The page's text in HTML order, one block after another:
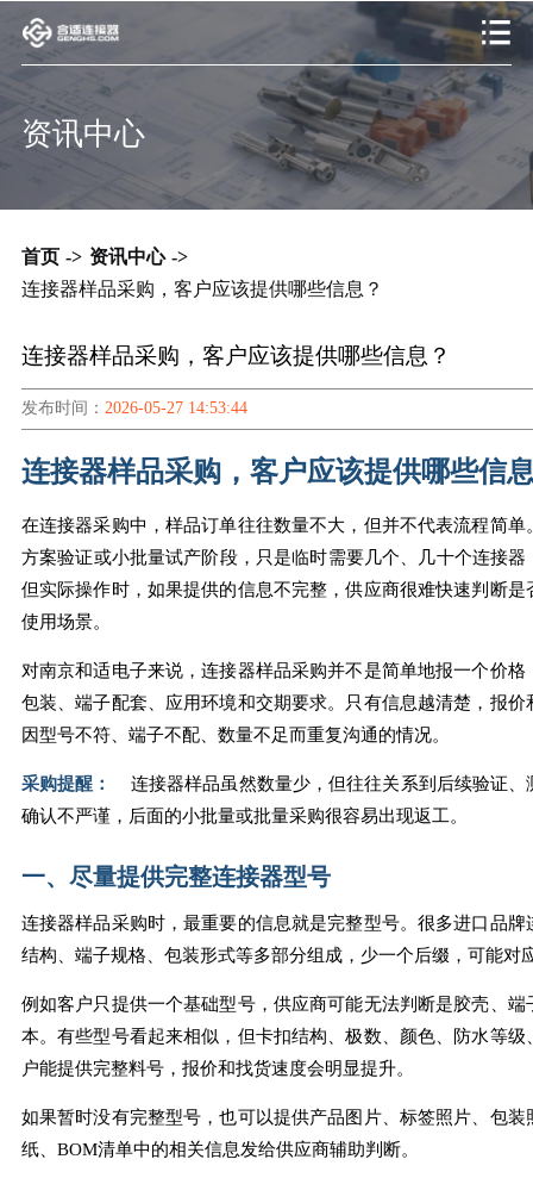
资讯中心
首页 -> 资讯中心 ->
连接器样品采购，客户应该提供哪些信息？
连接器样品采购，客户应该提供哪些信息？
发布时间： 2026-05-27 14:53:44
连接器样品采购，客户应该提供哪些信
在连接器采购中，样品订单往往数量不大，但并不代表流程简
方案验证或小批量试产阶段，只是临时需要几个、几十个连接
但实际操作时，如果提供的信息不完整，供应商很难快速判断
使用场景。
对南京和适电子来说，连接器样品采购并不是简单地报一个价
包装、端子配套、应用环境和交期要求。只有信息越清楚，报
因型号不符、端子不配、数量不足而重复沟通的情况。
采购提醒：
连接器样品虽然数量少，但往往关系到后续验证、
确认不严谨，后面的小批量或批量采购很容易出现返工。
一、尽量提供完整连接器型号
连接器样品采购时，最重要的信息就是完整型号。很多进口品
结构、端子规格、包装形式等多部分组成，少一个后缀，可能对
例如客户只提供一个基础型号，供应商可能无法判断是胶壳、
本。有些型号看起来相似，但卡扣结构、极数、颜色、防水等
户能提供完整料号，报价和找货速度会明显提升。
如果暂时没有完整型号，也可以提供产品图片、标签照片、包
纸、BOM清单中的相关信息发给供应商辅助判断。